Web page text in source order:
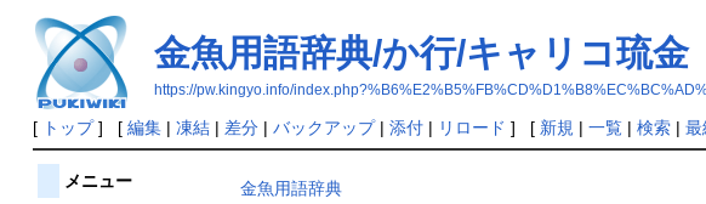
金魚用語辞典/か行/キャリコ琉金
https://pw.kingyo.info/
[ トップ] [ 編集| 凍結| 差分| バックアップ| 添付| リロード ] [ 新規 | 一覧| 検索| 最
金魚用語辞典
メニュー